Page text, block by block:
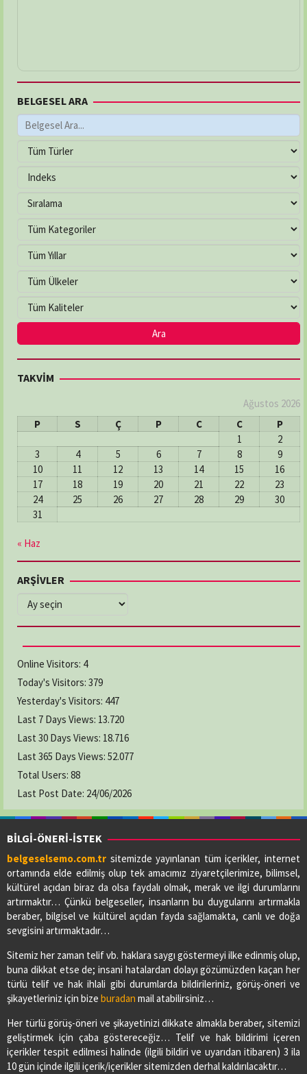
BELGESEL ARA
TAKVİM
Ağustos 2026
P
S Ç P C C
P
1
2
3
4 5 6 7 8
9
10
11 12 13 14 15
16
17
18 19 20 21 22
23
24
25 26 27 28 29
30
31
« Haz
ARŞİVLER
ARŞİVLER
Online Visitors: 4
Today's Visitors: 379
Yesterday's Visitors: 447
Last 7 Days Views: 13.720
Last 30 Days Views: 18.716
Last 365 Days Views: 52.077
Total Users: 88
Last Post Date: 24/06/2026
BİLGİ-ÖNERİ-İSTEK
belgeselsemo.com.tr sitemizde yayınlanan tüm içerikler, internet
ortamında elde edilmiş olup tek amacımız ziyaretçilerimize, bilimsel,
kültürel açıdan biraz da olsa faydalı olmak, merak ve ilgi durumlarını
artırmaktır… Çünkü belgeseller, insanların bu duygularını artırmakla
beraber, bilgisel ve kültürel açıdan fayda sağlamakta, canlı ve doğa
sevgisini artırmaktadır…
Sitemiz her zaman telif vb. haklara saygı göstermeyi ilke edinmiş olup,
buna dikkat etse de; insani hatalardan dolayı gözümüzden kaçan her
türlü telif ve hak ihlali gibi durumlarda bildirileriniz, görüş-öneri ve
şikayetleriniz için bize buradan mail atabilirsiniz…
Her türlü görüş-öneri ve şikayetinizi dikkate almakla beraber, sitemizi
geliştirmek için çaba göstereceğiz… Telif ve hak bildirimi içeren
içerikler tespit edilmesi halinde (ilgili bildiri ve uyarıdan itibaren) 3 ila
10 gün içinde ilgili içerik/içerikler sitemizden derhal kaldırılacaktır…